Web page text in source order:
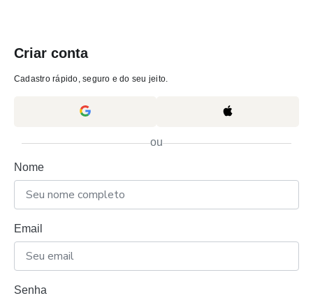
Criar conta
Cadastro rápido, seguro e do seu jeito.
ou
Nome
Email
Senha